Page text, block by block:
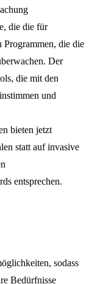
die die für
Programmen, die die
Der
die mit den
und
bieten jetzt
statt auf invasive
entsprechen.
sodass
Bedürfnisse